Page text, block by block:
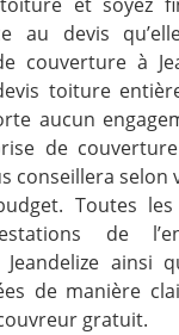
et soyez
au devis
couverture à
toiture
aucun
de
conseillera selon
Toutes
de
ainsi
de manière
gratuit.